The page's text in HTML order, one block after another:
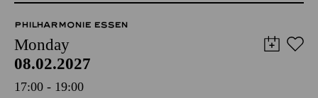
PHILHARMONIE ESSEN
Monday
08.02.2027
17:00 - 19:00